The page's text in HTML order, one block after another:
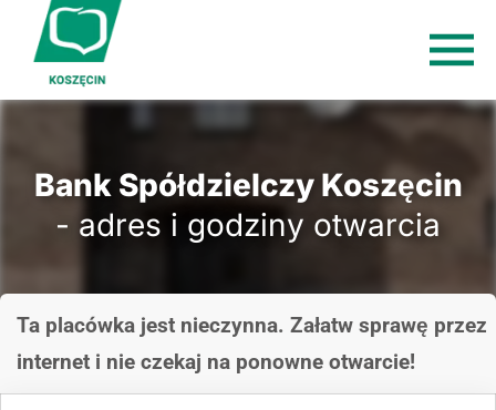
Bank Spółdzielczy Koszęcin
- adres i godziny otwarcia
Ta placówka jest nieczynna. Załatw sprawę przez
internet i nie czekaj na ponowne otwarcie!